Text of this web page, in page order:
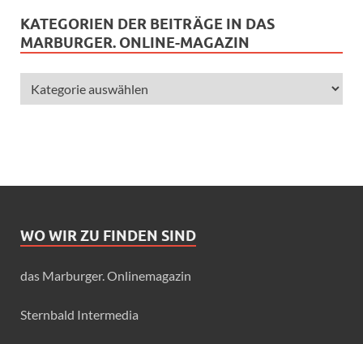
KATEGORIEN DER BEITRÄGE IN DAS
MARBURGER. ONLINE-MAGAZIN
WO WIR ZU FINDEN SIND
das Marburger. Onlinemagazin
Sternbald Intermedia